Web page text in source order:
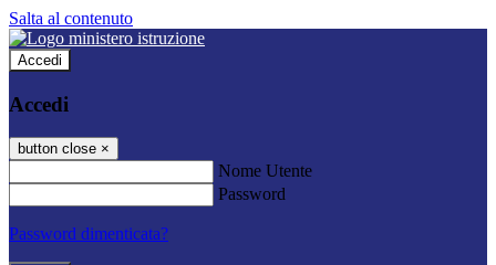
Salta al contenuto
Accedi
Accedi
button close ×
Nome Utente
Password
Password dimenticata?